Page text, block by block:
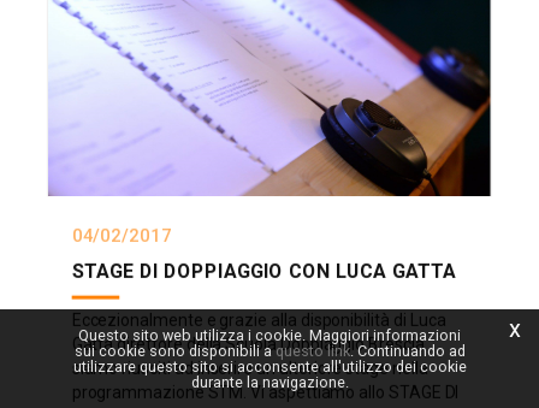
04/02/2017
STAGE DI DOPPIAGGIO CON LUCA GATTA
Eccezionalmente e grazie alla disponibilità di Luca
Gatta direttore della Scuola Doppiaggio Brescia
siamo riusciti ad inserire un ulteriore stage nella
programmazione STM. Vi aspettiamo allo STAGE DI
x
Questo sito web utilizza i cookie. Maggiori informazioni
sui cookie sono disponibili aquesto link. Continuando ad
utilizzare questo sito si acconsente all'utilizzo dei cookie
durante la navigazione.